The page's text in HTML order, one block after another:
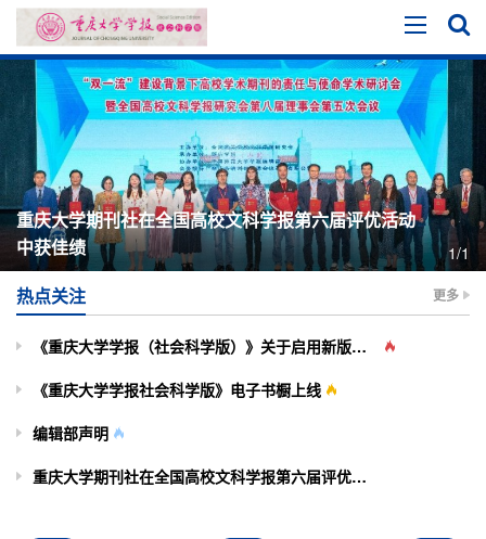
重庆大学期刊社在全国高校文科学报第六届评优活动
中获佳绩
1/1
热点关注 更多
《重庆大学学报（社会科学版）》关于启用新版投审稿系统的通知
《重庆大学学报社会科学版》电子书橱上线
编辑部声明
重庆大学期刊社在全国高校文科学报第六届评优活动中获佳绩